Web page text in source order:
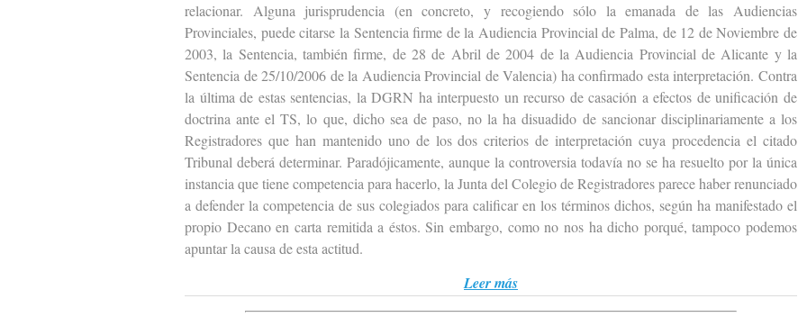
relacionar. Alguna jurisprudencia (en concreto, y recogiendo sólo la emanada de las Audiencias
Provinciales, puede citarse la Sentencia firme de la Audiencia Provincial de Palma, de 12 de Noviembre de
2003, la Sentencia, también firme, de 28 de Abril de 2004 de la Audiencia Provincial de Alicante y la
Sentencia de 25/10/2006 de la Audiencia Provincial de Valencia) ha confirmado esta interpretación. Contra
la última de estas sentencias, la DGRN ha interpuesto un recurso de casación a efectos de unificación de
doctrina ante el TS, lo que, dicho sea de paso, no la ha disuadido de sancionar disciplinariamente a los
Registradores que han mantenido uno de los dos criterios de interpretación cuya procedencia el citado
Tribunal deberá determinar. Paradójicamente, aunque la controversia todavía no se ha resuelto por la única
instancia que tiene competencia para hacerlo, la Junta del Colegio de Registradores parece haber renunciado
a defender la competencia de sus colegiados para calificar en los términos dichos, según ha manifestado el
propio Decano en carta remitida a éstos. Sin embargo, como no nos ha dicho porqué, tampoco podemos
apuntar la causa de esta actitud.
Leer más